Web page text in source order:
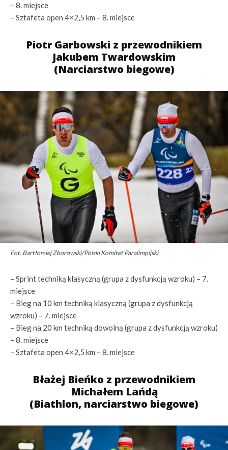
– 8. miejsce
– Sztafeta open 4×2,5 km – 8. miejsce
Piotr Garbowski z przewodnikiem
Jakubem Twardowskim
(Narciarstwo biegowe)
Fot. Bartłomiej Zborowski/Polski Komitet Paralimpijski
– Sprint techniką klasyczną (grupa z dysfunkcją wzroku) – 7.
miejsce
– Bieg na 10 km techniką klasyczną (grupa z dysfunkcją
wzroku) – 7. miejsce
– Bieg na 20 km techniką dowolną (grupa z dysfunkcją wzroku)
– 8. miejsce
– Sztafeta open 4×2,5 km – 8. miejsce
Błażej Bieńko z przewodnikiem
Michałem Lańdą
(Biathlon, narciarstwo biegowe)